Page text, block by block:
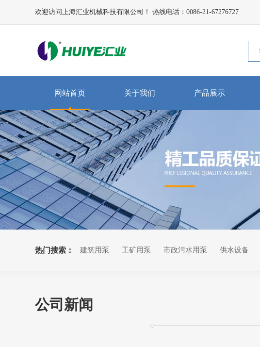
欢迎访问上海汇业机械科技有限公司！ 热线电话：0086-21-67276727
网站首页 关于我们 产品展示
热门搜索： 建筑用泵 工矿用泵 市政污水用泵 供水设备
公司新闻